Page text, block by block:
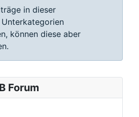
Forum
in dieser
Unterkategorien
können diese aber